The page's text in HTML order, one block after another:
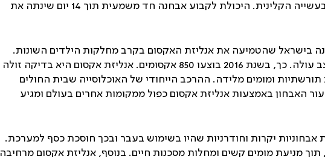
ומכאן "האקסום") לכלי אבחוני ראשוני בשימוש יומיומי בעשייה הקלינית. היכולת לקבוע אבחנה חד משמעית תוך 14 יום שינתה את
בישראל שהטמיעה את אנליזת האקסום בקרב מחלקות הילדים השונות.
מאז 2011 ועד עתה בוצעו בהדסה 2,600 אקסומים, בקצב עולה. כך, בשנת 2016 בוצעו 850 אקסומים. אנליזת אקסום היא בדיקה זולה
ומומים מלידה. ההרכב הייחודי של האוכלוסייה שבית החולים
האבחון באמצעות אנליזת אקסום כפול ממקומות אחרים בעולם ומגיע
יקרות וחודרניות שהיו בשימוש בעבר ובכך חוסכת כסף למערכת.
מניעת מומים קשים ומחלות מסכנות חיים. בנוסף, אנליזת אקסום מרחיבה